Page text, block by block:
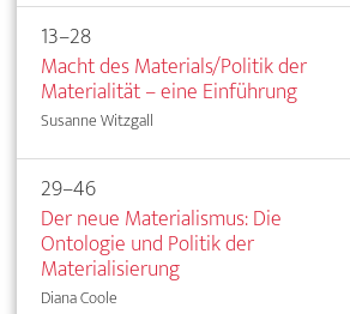
13–28
Macht des Materials/Politik der
Materialität – eine Einführung
Susanne Witzgall
29–46
Der neue Materialismus: Die
Ontologie und Politik der
Materialisierung
Diana Coole